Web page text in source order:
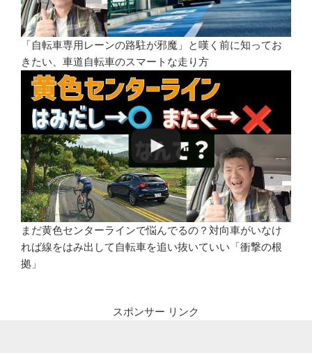
「自転車専用レーンの路駐が邪魔」と嘆く前に知ってお
きたい、車道自転車のスマートな走り方
まだ黄色センターラインで悩んでるの？対向車がいなけ
れば線をはみ出して自転車を追い抜いていい「衝撃の根
拠」
スポンサー リンク